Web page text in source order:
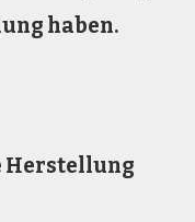
haben.
Herstellung